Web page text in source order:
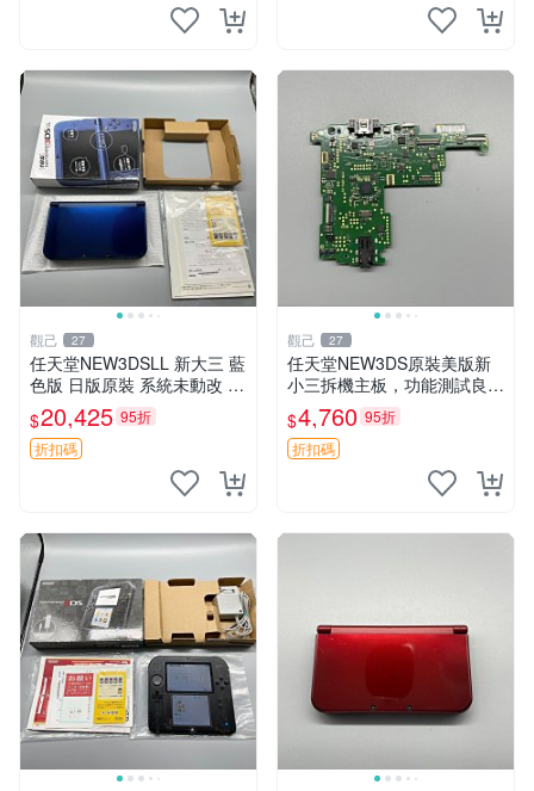
觀己 27
任天堂NEW3DSLL 新大三 藍
色版 日版原裝 系統未動改 功
能齊全 成色佳 整機無損 屏幕
清晰 自帶觸控筆 採用自定義
99新 3D顯示順暢 攝影功能
$20,425 95折
折扣碼
觀己 27
任天堂NEW3DS原裝美版新
小三拆機主板，功能測試良好
成色佳 全新任天堂3DS主機
板 備用板 測試保證 功能正常
新小三任天堂3DS 美版原裝
$4,760 95折
折扣碼